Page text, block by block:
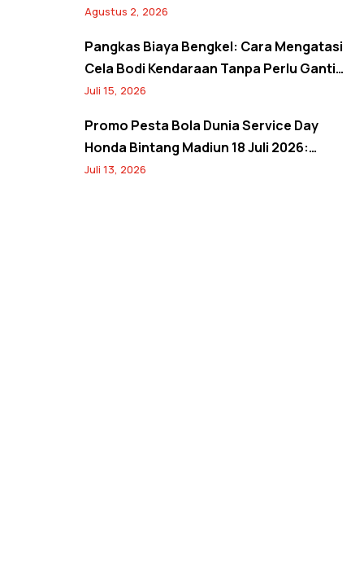
Hemat, Servis AC Sejuk, dan Bebas Antre
Agustus 2, 2026
Pangkas Biaya Bengkel: Cara Mengatasi
Cela Bodi Kendaraan Tanpa Perlu Ganti
Panel
Juli 15, 2026
Promo Pesta Bola Dunia Service Day
Honda Bintang Madiun 18 Juli 2026:
Banjir Diskon Servis 20%, Oli 10%, Free
Juli 13, 2026